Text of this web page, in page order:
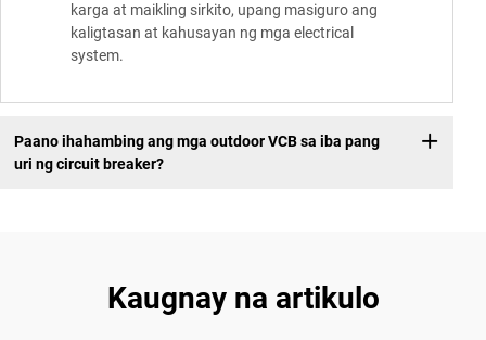
karga at maikling sirkito, upang masiguro ang
kaligtasan at kahusayan ng mga electrical
system.
Paano ihahambing ang mga outdoor VCB sa iba pang
uri ng circuit breaker?
Kaugnay na artikulo